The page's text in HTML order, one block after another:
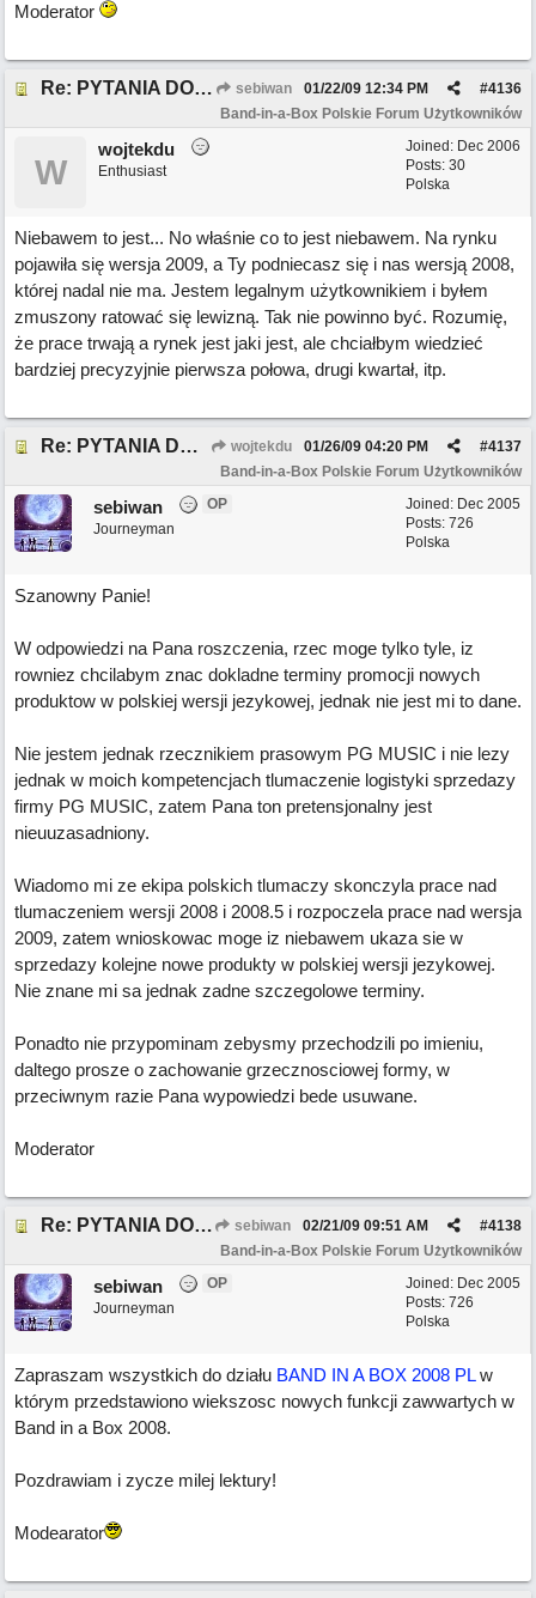
Moderator
Re: PYTANIA DO MODERATORA sebiwan #4136
01/22/09 12:34 PM
Band-in-a-Box Polskie Forum Użytkowników
Joined: Dec 2006
Posts: 30
Polska
W
wojtekdu
Enthusiast
Niebawem to jest... No właśnie co to jest niebawem. Na rynku
pojawiła się wersja 2009, a Ty podniecasz się i nas wersją 2008,
której nadal nie ma. Jestem legalnym użytkownikiem i byłem
zmuszony ratować się lewizną. Tak nie powinno być. Rozumię,
że prace trwają a rynek jest jaki jest, ale chciałbym wiedzieć
bardziej precyzyjnie pierwsza połowa, drugi kwartał, itp.
Re: PYTANIA DO MODERATORA wojtekdu #4137
01/26/09 04:20 PM
Band-in-a-Box Polskie Forum Użytkowników
Joined: Dec 2005
Posts: 726
Polska
sebiwan
OP
Journeyman
Szanowny Panie!
W odpowiedzi na Pana roszczenia, rzec moge tylko tyle, iz
rowniez chcilabym znac dokladne terminy promocji nowych
produktow w polskiej wersji jezykowej, jednak nie jest mi to dane.
Nie jestem jednak rzecznikiem prasowym PG MUSIC i nie lezy
jednak w moich kompetencjach tlumaczenie logistyki sprzedazy
firmy PG MUSIC, zatem Pana ton pretensjonalny jest
nieuuzasadniony.
Wiadomo mi ze ekipa polskich tlumaczy skonczyla prace nad
tlumaczeniem wersji 2008 i 2008.5 i rozpoczela prace nad wersja
2009, zatem wnioskowac moge iz niebawem ukaza sie w
sprzedazy kolejne nowe produkty w polskiej wersji jezykowej.
Nie znane mi sa jednak zadne szczegolowe terminy.
Ponadto nie przypominam zebysmy przechodzili po imieniu,
daltego prosze o zachowanie grzecznosciowej formy, w
przeciwnym razie Pana wypowiedzi bede usuwane.
Moderator
Re: PYTANIA DO MODERATORA sebiwan #4138
02/21/09 09:51 AM
Band-in-a-Box Polskie Forum Użytkowników
Joined: Dec 2005
Posts: 726
Polska
sebiwan
OP
Journeyman
Zapraszam wszystkich do działu BAND IN A BOX 2008 PLw
którym przedstawiono wiekszosc nowych funkcji zawwartych w
Band in a Box 2008.
Pozdrawiam i zycze milej lektury!
Modearator